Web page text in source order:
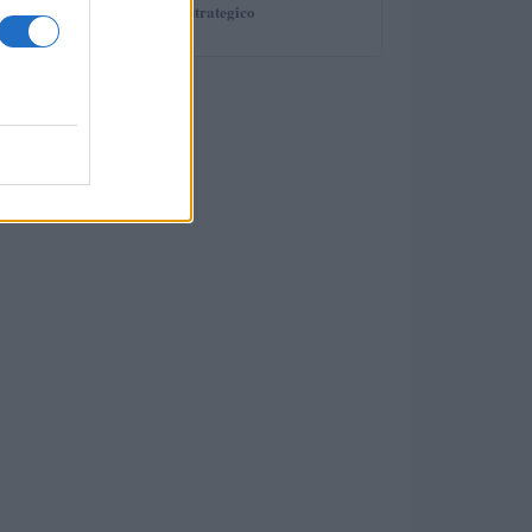
giovane in modo strategico